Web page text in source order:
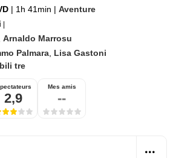
| 1h 41min | Aventure
Arnaldo Marrosu
Palmara Lisa Gastoni
tre
2,9
Mes amis
--